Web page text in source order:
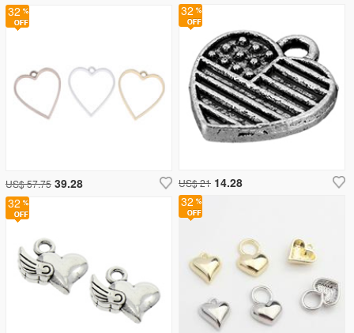
32
32
32
US$ 57.75 39.28
32
US$ 21 14.28